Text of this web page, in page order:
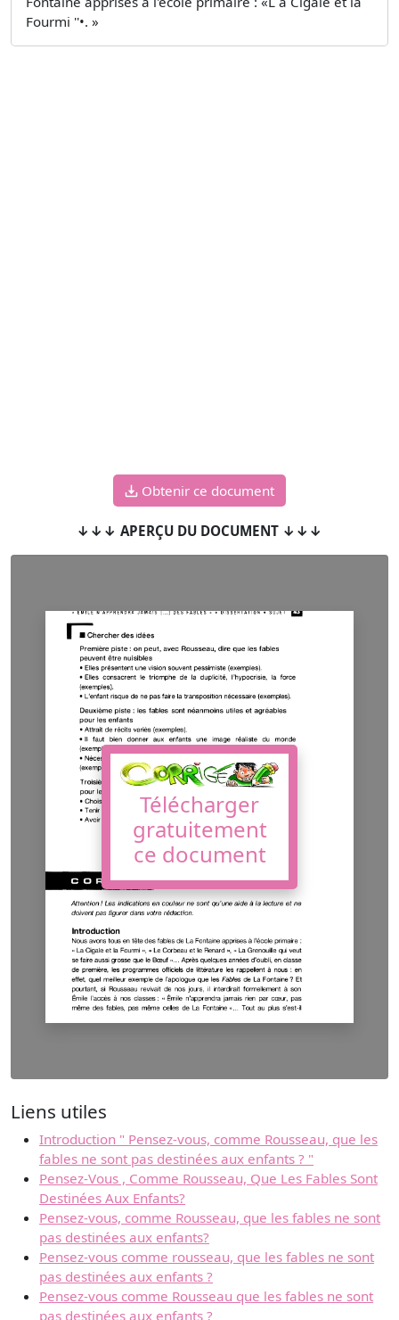
Fourmi ''•. »
Obtenir ce document
↓↓↓ APERÇU DU DOCUMENT ↓↓↓
Télécharger
gratuitement
ce document
Liens utiles
Introduction " Pensez-vous, comme Rousseau, que les
fables ne sont pas destinées aux enfants ? "
Pensez-Vous , Comme Rousseau, Que Les Fables Sont
Destinées Aux Enfants?
Pensez-vous, comme Rousseau, que les fables ne sont
pas destinées aux enfants?
Pensez-vous comme rousseau, que les fables ne sont
pas destinées aux enfants ?
Pensez-vous comme Rousseau que les fables ne sont
pas destinées aux enfants ?